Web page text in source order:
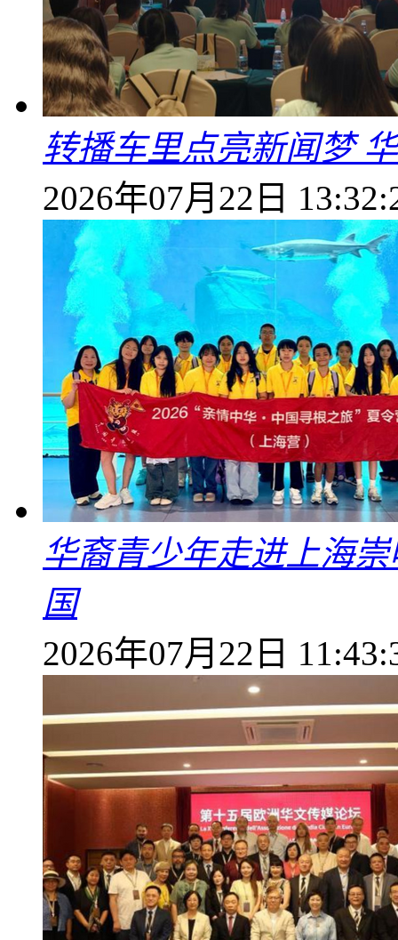
转播车里点亮新闻梦
2026年07月22日
华裔青少年走进上海
国
2026年07月22日